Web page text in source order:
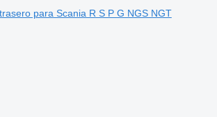
para Scania R S P G NGS NGT